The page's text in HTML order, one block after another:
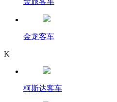
金龙客车
K
柯斯达客车